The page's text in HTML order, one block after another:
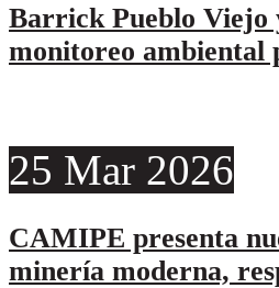
Barrick Pueblo Viejo
monitoreo ambiental
25 Mar 2026
CAMIPE presenta
minería moderna,